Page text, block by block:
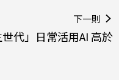
下一則
代」日常活用AI 高於